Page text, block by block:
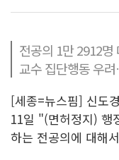
전공의 1만 2912
교수 집단행동 우
[세종=뉴스핌] 신도
11일 "(면허정지) 행
하는 전공의에 대해